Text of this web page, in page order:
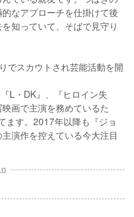
なアプローチを仕掛けて後
知っていて、そばで見守り
でスカウトされ芸能活動を開
L・DK』、『ヒロイン失
画で主演を務めているた
ます。2017年以降も『ジョ
演作を控えている今大注目